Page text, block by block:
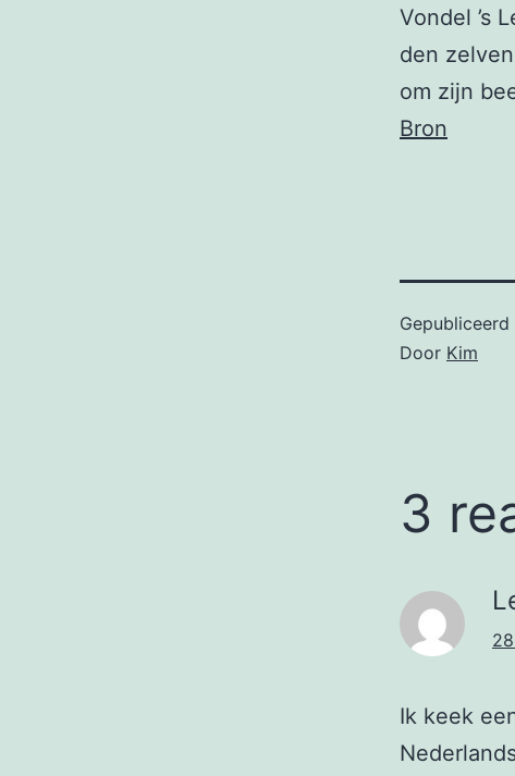
Vondel ’s
den
om zijn
Bron
Gepubliceerd
Door Kim
3
Ik keek